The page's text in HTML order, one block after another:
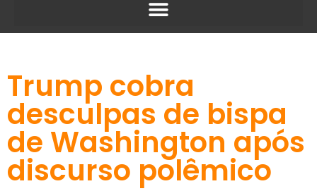
Trump cobra
desculpas de bispa
de Washington após
discurso polêmico